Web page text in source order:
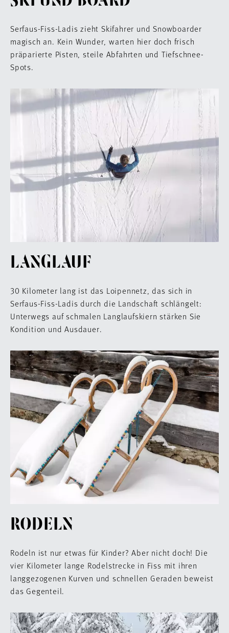
Serfaus-Fiss-Ladis zieht Skifahrer und Snowboarder
magisch an. Kein Wunder, warten hier doch frisch
präparierte Pisten, steile Abfahrten und Tiefschnee-
Spots.
LANGLAUF
30 Kilometer lang ist das Loipennetz, das sich in
Serfaus-Fiss-Ladis durch die Landschaft schlängelt:
Unterwegs auf schmalen Langlaufskiern stärken Sie
Kondition und Ausdauer.
RODELN
Rodeln ist nur etwas für Kinder? Aber nicht doch! Die
vier Kilometer lange Rodelstrecke in Fiss mit ihren
langgezogenen Kurven und schnellen Geraden beweist
das Gegenteil.